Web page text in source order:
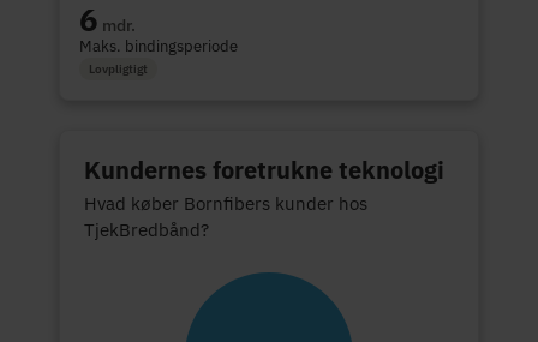
6 mdr.
Maks. bindingsperiode
Lovpligtigt
Kundernes foretrukne teknologi
Hvad køber Bornfibers kunder hos
TjekBredbånd?